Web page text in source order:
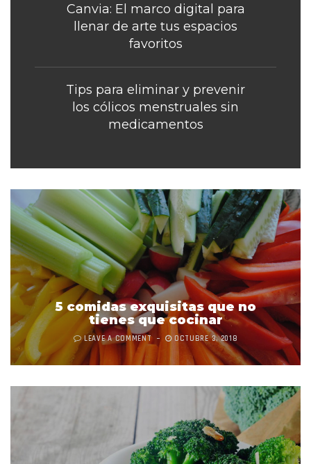
Canvia: El marco digital para
llenar de arte tus espacios
favoritos
Tips para eliminar y prevenir
los cólicos menstruales sin
medicamentos
5 comidas exquisitas que no
tienes que cocinar
LEAVE A COMMENT OCTUBRE 3, 2018